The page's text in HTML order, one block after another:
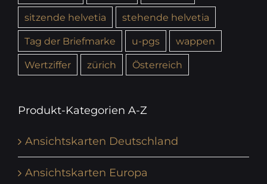
sitzende helvetia
stehende helvetia
Tag der Briefmarke
u-pgs
wappen
Wertziffer
zürich Österreich
Produkt-Kategorien A-Z
Ansichtskarten Deutschland
Ansichtskarten Europa